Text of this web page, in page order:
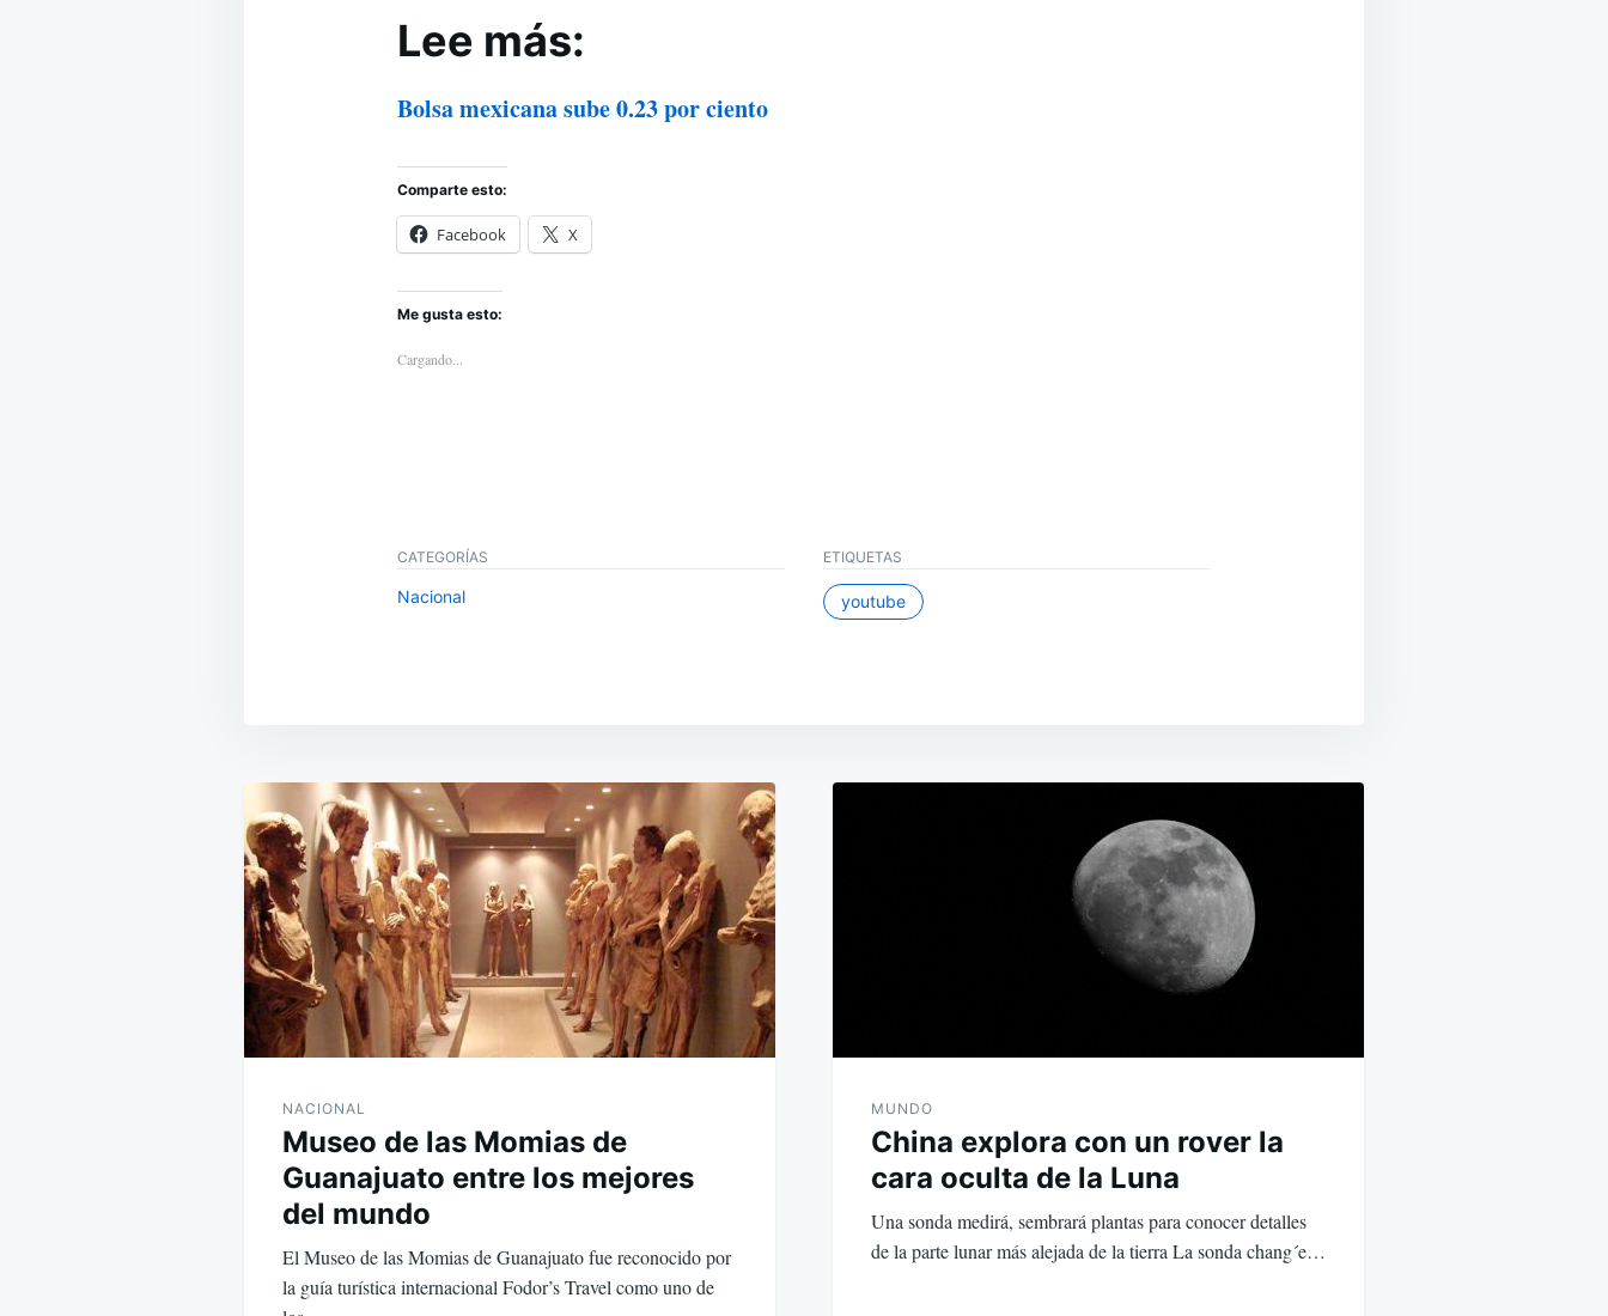
Lee más:
Bolsa mexicana sube 0.23 por ciento
Comparte esto:
Facebook X
Me gusta esto:
Cargando...
CATEGORÍAS
Nacional
ETIQUETAS
youtube
Navegación
de
entradas
NACIONAL
Museo de las Momias de
Guanajuato entre los mejores
del mundo
El Museo de las Momias de Guanajuato fue reconocido por
la guía turística internacional Fodor’s Travel como uno de
MUNDO
China explora con un rover la
cara oculta de la Luna
Una sonda medirá, sembrará plantas para conocer detalles
de la parte lunar más alejada de la tierra La sonda chang´e…